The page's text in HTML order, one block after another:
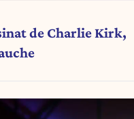
de Charlie Kirk,